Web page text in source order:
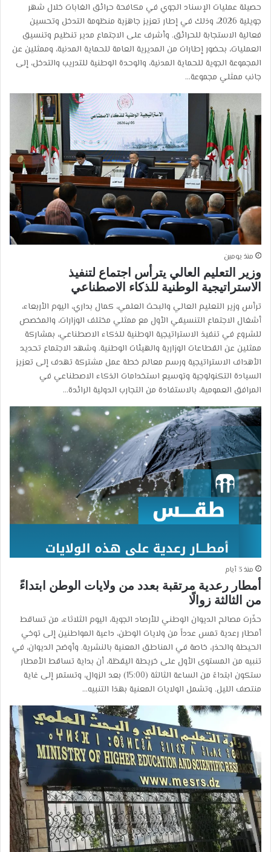
حصيلة عمليات الإسناد الجوي في مكافحة حرائق الغابات خلال شهر
جويلية 2026، وذلك في إطار تعزيز جاهزية منظومة التدخل وتحسين
فعالية الاستجابة للحرائق. وأشرف على الاجتماع مدير تنظيم وتنسيق
العمليات، بحضور إطارات من المديرية العامة للحماية المدنية، وممثلين عن
المجموعة الجوية للحماية المدنية، والوحدة الوطنية للتدريب والتدخل، إلى
جانب ممثلي مجموعة…
منذ يومين
وزير التعليم العالي يترأس اجتماع لتنفيذ
الاستراتيجية الوطنية للذكاء الاصطناعي
ترأس وزير التعليم العالي والبحث العلمي، كمال بداري، اليوم الأربعاء،
أشغال الاجتماع التنسيقي الأول مع ممثلي مختلف الوزارات، والمخصص
للشروع في تنفيذ الاستراتيجية الوطنية للذكاء الاصطناعي، بمشاركة
ممثلين عن القطاعات الوزارية والهيئات الوطنية. وشهد الاجتماع تحديد
الأهداف الاستراتيجية ورسم معالم خطة عمل مشتركة تهدف إلى تعزيز
السيادة التكنولوجية وتوسيع استخدامات الذكاء الاصطناعي في
المرافق العمومية، بالاستفادة من التجارب الدولية الرائدة…
منذ 3 أيام
أمطار رعدية مرتقبة بعدد من ولايات الوطن ابتداءً
من الثالثة زوالًا
حذّرت مصالح الديوان الوطني للأرصاد الجوية، اليوم الثلاثاء، من تساقط
أمطار رعدية تمس عدداً من ولايات الوطن، داعية المواطنين إلى توخي
الحيطة والحذر، خاصة في المناطق المعنية بالنشرية. وأوضح الديوان، في
تنبيه من المستوى الأول على خريطة اليقظة، أن بداية تساقط الأمطار
ستكون ابتداءً من الساعة الثالثة (15:00) بعد الزوال، وتستمر إلى غاية
منتصف الليل. وتشمل الولايات المعنية بهذا التنبيه…